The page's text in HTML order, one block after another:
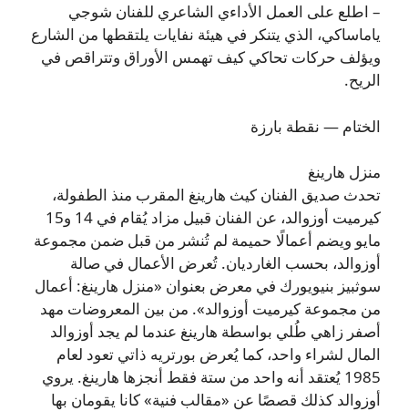
– اطلع على العمل الأداءي الشاعري للفنان شوجي
ياماساكي، الذي يتنكر في هيئة نفايات يلتقطها من الشارع
ويؤلف حركات تحاكي كيف تهمس الأوراق وتتراقص في
الريح.
الختام — نقطة بارزة
منزل هارينغ
تحدث صديق الفنان كيث هارينغ المقرب منذ الطفولة،
كيرميت أوزوالد، عن الفنان قبيل مزاد يُقام في 14 و15
مايو ويضم أعمالًا حميمة لم تُنشر من قبل ضمن مجموعة
أوزوالد، بحسب الغارديان. تُعرض الأعمال في صالة
سوثبيز بنيويورك في معرض بعنوان «منزل هارينغ: أعمال
من مجموعة كيرميت أوزوالد». من بين المعروضات مهد
أصفر زاهي طُلي بواسطة هارينغ عندما لم يجد أوزوالد
المال لشراء واحد، كما يُعرض بورتريه ذاتي تعود لعام
1985 يُعتقد أنه واحد من ستة فقط أنجزها هارينغ. يروي
أوزوالد كذلك قصصًا عن «مقالب فنية» كانا يقومان بها